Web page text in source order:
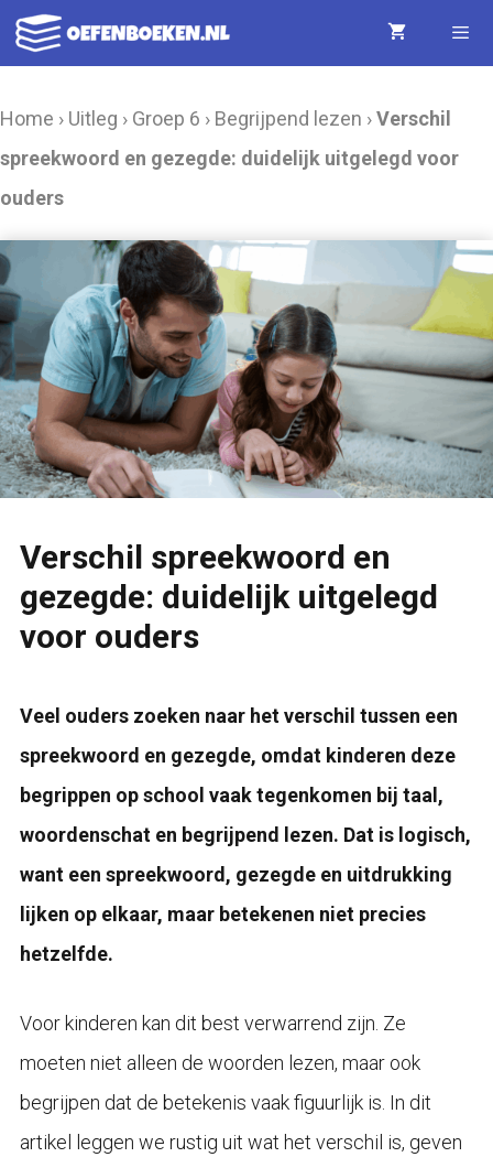
Ga
naar
Home › Uitleg › Groep 6 › Begrijpend lezen ›Verschil
spreekwoord en gezegde: duidelijk uitgelegd voor
ouders
Verschil spreekwoord en
gezegde: duidelijk uitgelegd
voor ouders
Veel ouders zoeken naar het verschil tussen een
spreekwoord en gezegde, omdat kinderen deze
begrippen op school vaak tegenkomen bij taal,
woordenschat en begrijpend lezen. Dat is logisch,
want een spreekwoord, gezegde en uitdrukking
lijken op elkaar, maar betekenen niet precies
hetzelfde.
Voor kinderen kan dit best verwarrend zijn. Ze
moeten niet alleen de woorden lezen, maar ook
begrijpen dat de betekenis vaak figuurlijk is. In dit
artikel leggen we rustig uit wat het verschil is, geven